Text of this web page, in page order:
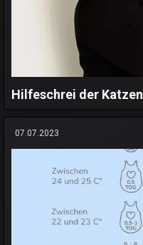
Hilfeschrei der Katzen
07.07.2023